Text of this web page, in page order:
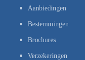
Aanbiedingen
Bestemmingen
Brochures
Verzekeringen